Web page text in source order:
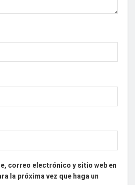
correo electrónico y sitio web en
la próxima vez que haga un